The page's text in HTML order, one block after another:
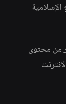
من محتوى